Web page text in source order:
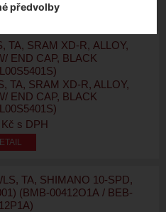
předvolby
TA, SRAM XD-R, ALLOY,
END CAP, BLACK
s DPH
TA, SHIMANO 10-SPD,
(BMB-00412O1A / BEB-